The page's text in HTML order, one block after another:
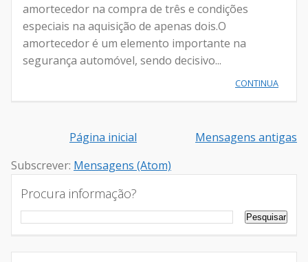
amortecedor na compra de três e condições
especiais na aquisição de apenas dois.O
amortecedor é um elemento importante na
segurança automóvel, sendo decisivo...
CONTINUA
Mensagens antigas
Página inicial
Subscrever: Mensagens (Atom)
Procura informação?